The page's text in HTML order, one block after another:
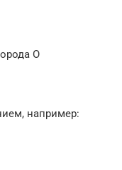
O
например: